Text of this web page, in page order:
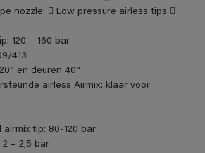
nozzle:  Low pressure airless tips 
120 – 160 bar
413
en deuren 40°
airless Airmix: klaar voor
tip: 80-120 bar
2 – 2,5 bar